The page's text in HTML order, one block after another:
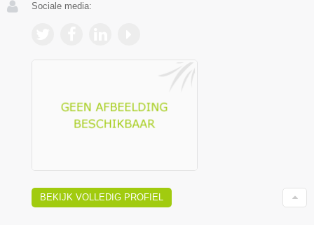
Sociale media:
BEKIJK VOLLEDIG PROFIEL